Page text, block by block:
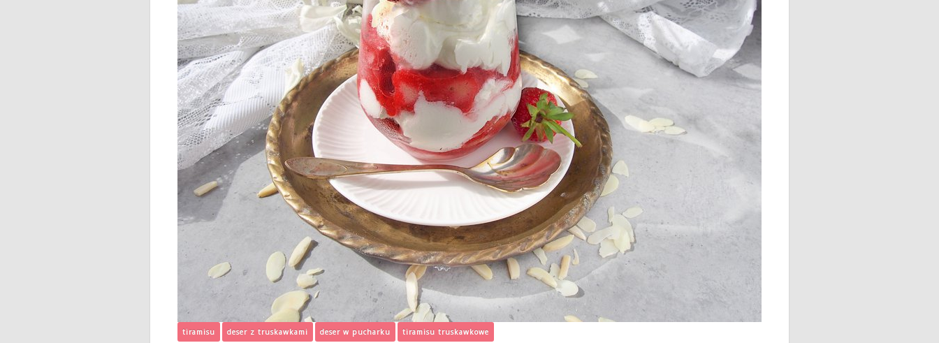
tiramisu deser z truskawkami deser w pucharku tiramisu truskawkowe